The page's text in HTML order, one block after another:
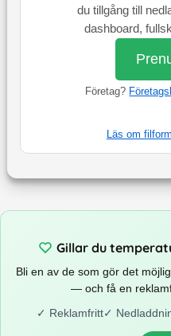
du tillgång till
dashboard,
Företag?
Läs om
Gillar du
Bli en av de som gör det
— och få en
✓ Reklamfritt✓